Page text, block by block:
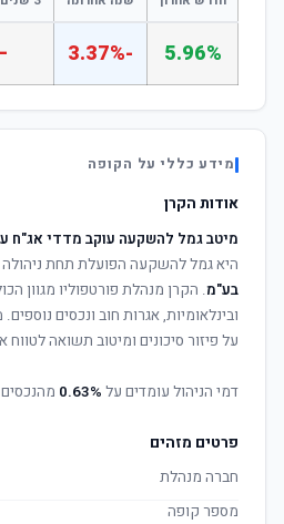
5.96%
-3.37%
מידע כללי על הקופה
אודות הקרן
מיטב גמל להשקעה עוקב מדדי אג"ח עם מניות
היא גמל להשקעה הפועלת תחת
בע"מ. הקרן מנהלת פורטפוליו מגוון
ובינלאומיות, אגרות חוב ונכסים
על פיזור סיכונים ומיטוב תשואה לטווח
דמי הניהול עומדים על 0.63%
פרטים מזהים
חברה מנהלת
מספר קופה